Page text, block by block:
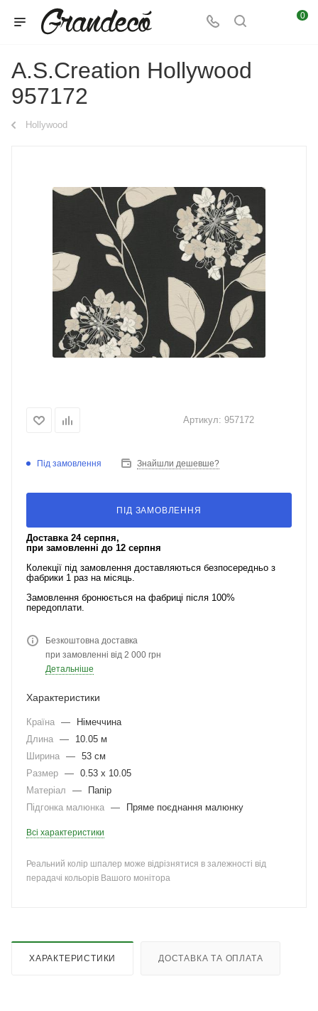
0
A.S.Creation Hollywood
957172
Hollywood
Артикул: 957172
Під замовлення Знайшли дешевше?
ПІД ЗАМОВЛЕННЯ
Доставка 24 серпня,
при замовленні до 12 серпня
Колекції під замовлення доставляються безпосередньо з
фабрики 1 раз на місяць.
Замовлення бронюється на фабриці після 100%
передоплати.
Безкоштовна доставка
при замовленні від 2 000 грн
Детальніше
Характеристики
Країна —
Німеччина
Длина —
10.05 м
Ширина — 53 см
Размер — 0.53 x 10.05
Матеріал
—
Папір
Підгонка малюнка — Пряме поєднання малюнку
Всі характеристики
Реальний колір шпалер може відрізнятися в залежності від
перадачі кольорів Вашого монітора
ХАРАКТЕРИСТИКИ ДОСТАВКА ТА ОПЛАТА